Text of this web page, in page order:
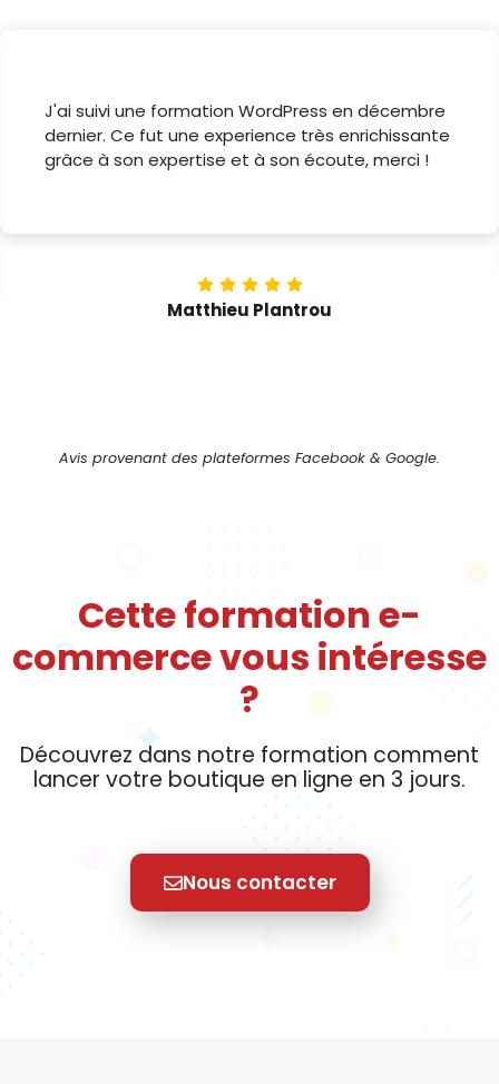
Une formation en référencement naturel très
complète sur 3 jours. J'ai apprécié le fait d'avoir
un formateur pour un stagiaire qui permet de
Avis provenant des plateformes Facebook & Google.
Cette formation e-
commerce vous intéresse
?
Découvrez dans notre formation comment
lancer votre boutique en ligne en 3 jours.
Nous contacter